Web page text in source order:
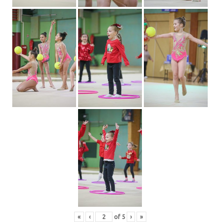
« ‹ of 5 › »